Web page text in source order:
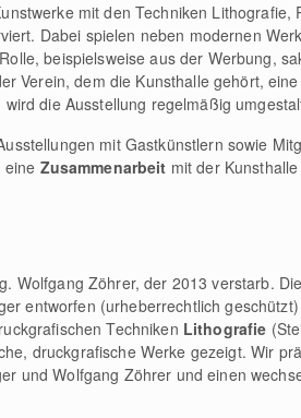
mit den Techniken Lithografie,
Dabei spielen neben modernen
beispielsweise aus der Werbung,
Verein, dem die Kunsthalle gehört,
die Ausstellung regelmäßig
mit Gastkünstlern sowie
eine Zusammenarbeit mit der
Wolfgang Zöhrer, der 2013 verstarb. Die
entworfen (urheberrechtlich
Techniken Lithografie
druckgrafische Werke gezeigt. Wir
und Wolfgang Zöhrer und einen